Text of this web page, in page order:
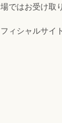
ではお受け取
ィシャルサイ